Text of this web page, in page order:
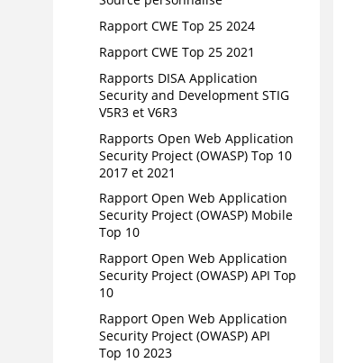
Rapport CWE Top 25 2024
Rapport CWE Top 25 2021
Rapports DISA Application
Security and Development STIG
V5R3 et V6R3
Rapports Open Web Application
Security Project (OWASP) Top 10
2017 et 2021
Rapport Open Web Application
Security Project (OWASP) Mobile
Top 10
Rapport Open Web Application
Security Project (OWASP) API Top
10
Rapport Open Web Application
Security Project (OWASP) API
Top 10 2023